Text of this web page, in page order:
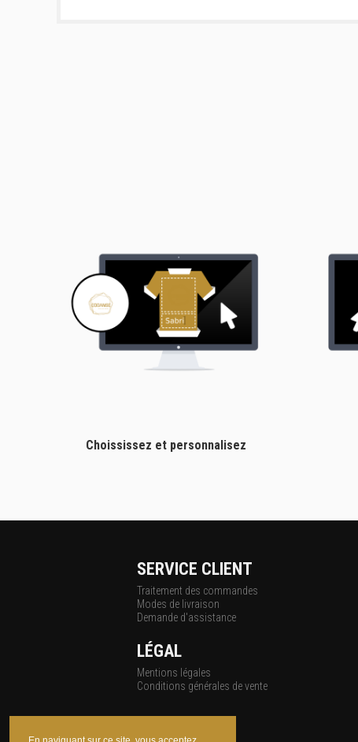
Choississez et personnalisez
SERVICE CLIENT
Traitement des commandes
Modes de livraison
Demande d'assistance
LÉGAL
Mentions légales
Conditions générales de vente